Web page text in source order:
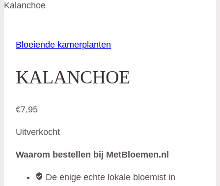
Kalanchoe
Bloeiende kamerplanten
KALANCHOE
€7,95
Uitverkocht
Waarom bestellen bij MetBloemen.nl
De enige echte lokale bloemist in